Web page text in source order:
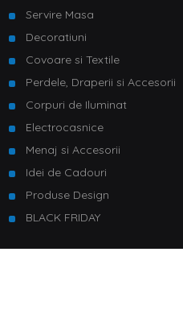
Servire Masa
Decoratiuni
Covoare si Textile
Perdele, Draperii si Accesorii
Corpuri de Iluminat
Electrocasnice
Menaj si Accesorii
Idei de Cadouri
Produse Design
BLACK FRIDAY